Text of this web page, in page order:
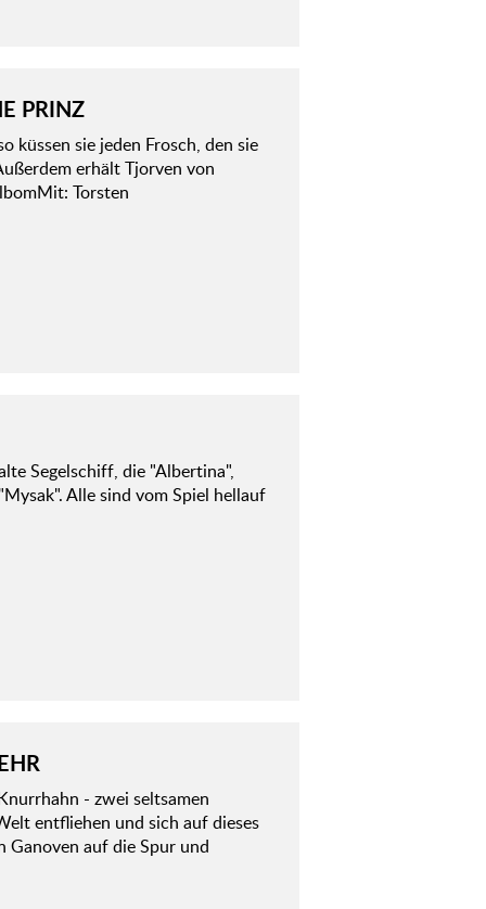
PRINZ
küssen sie jeden Frosch, den sie
erhält Tjorven von
Torsten
Segelschiff, die "Albertina",
Alle sind vom Spiel hellauf
- zwei seltsamen
entfliehen und sich auf dieses
Ganoven auf die Spur und